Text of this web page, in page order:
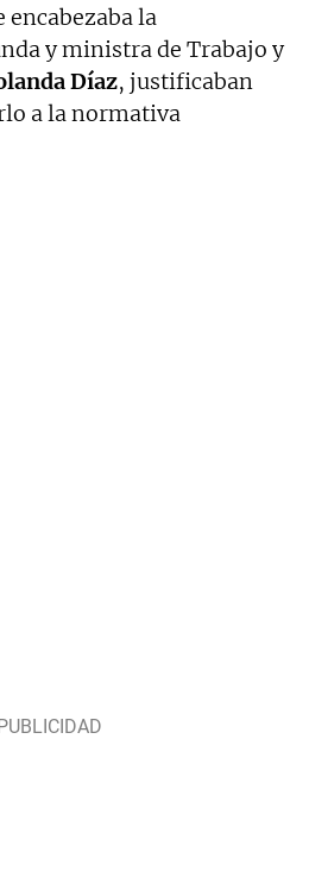
encabezaba la
y ministra de Trabajo y
Díaz, justificaban
a la normativa